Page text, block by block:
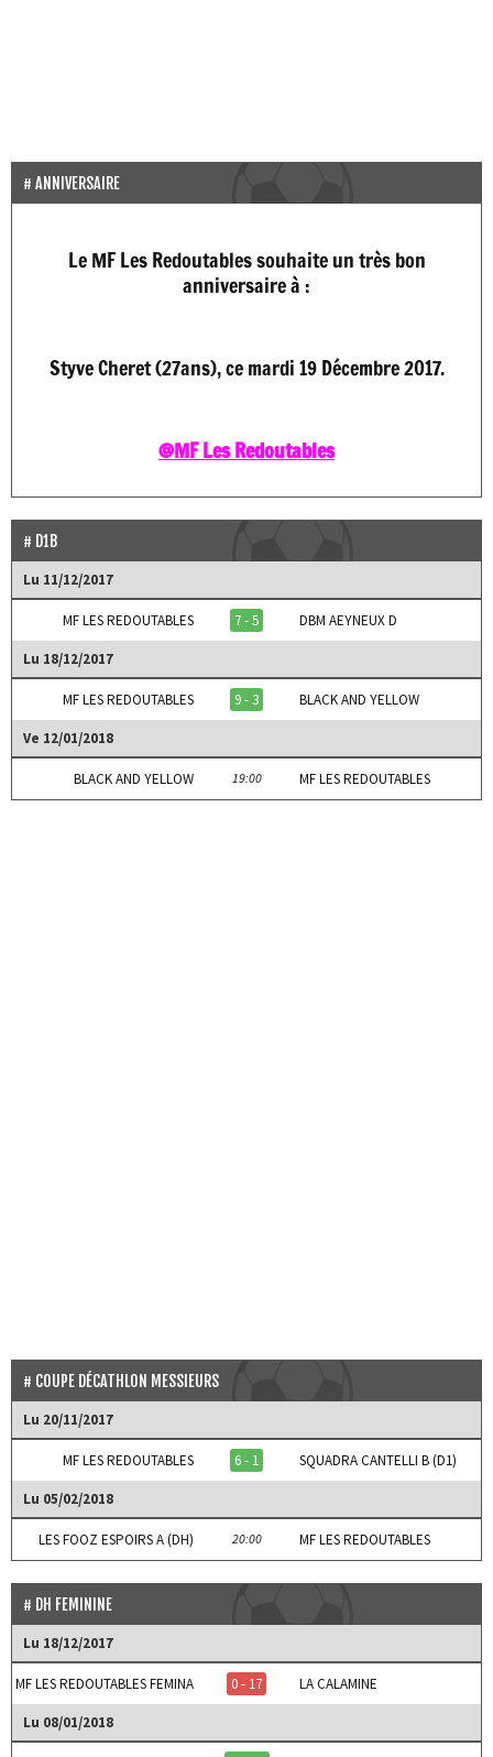
ANNIVERSAIRE
Le MF Les Redoutables souhaite un très bon
anniversaire à :
Styve Cheret (27ans), ce mardi 19 Décembre 2017.
@MF Les Redoutables
D1B
Lu 11/12/2017
MF LES REDOUTABLES 7 - 5 DBM AEYNEUX D
Lu 18/12/2017
MF LES REDOUTABLES 9 - 3 BLACK AND YELLOW
Ve 12/01/2018
BLACK AND YELLOW 19:00 MF LES REDOUTABLES
COUPE DÉCATHLON MESSIEURS
Lu 20/11/2017
MF LES REDOUTABLES 6 - 1 SQUADRA CANTELLI B (D1)
Lu 05/02/2018
LES FOOZ ESPOIRS A (DH) 20:00 MF LES REDOUTABLES
DH FEMININE
Lu 18/12/2017
MF LES REDOUTABLES FEMINA 0 - 17 LA CALAMINE
Lu 08/01/2018